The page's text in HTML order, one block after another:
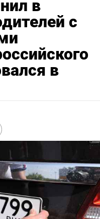
в
с
в